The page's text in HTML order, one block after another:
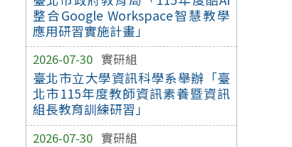
整合Google Workspace智慧教學
應用研習實施計畫」
2026-07-30 實研組
臺北市立大學資訊科學系舉辦「臺
北市115年度教師資訊素養暨資訊
組長教育訓練研習」
2026-07-30 實研組